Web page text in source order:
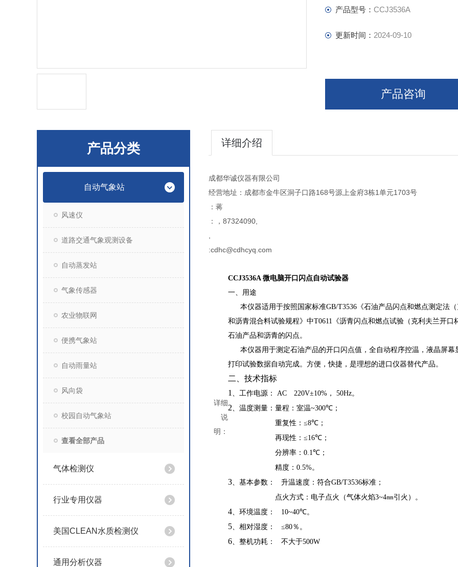
产品型号： CCJ3536A
更新时间： 2024-09-10
产品咨询
产品分类
自动气象站
风速仪
道路交通气象观测设备
自动蒸发站
气象传感器
农业物联网
便携气象站
自动雨量站
风向袋
校园自动气象站
查看全部产品
气体检测仪
行业专用仪器
美国CLEAN水质检测仪
通用分析仪器
详细介绍
成都华诚仪器有限公司
经营地址：成都市金牛区洞子口路168号源上金府3栋1单元1703号
：蒋
：，87324090,
:cdhc@cdhcyq.com
详细
说
明：
CCJ3536A 微电脑开口闪点自动试验器
一、用途
本仪器适用于按照国家标准GB/T3536 《石油产品闪点和燃点测定法
和沥青混合料试验规程》中T0611 《沥青闪点和燃点试验（克利夫兰开
石油产品和沥青的闪点。
本仪器用于测定石油产品的开口闪点值，全自动程序控温，液晶屏
打印试验数据自动完成。方便，快捷，是理想的进口仪器替代产品。
二、技术指标
1 、工作电源： AC 220V±10% ， 50Hz。
2、温度测量：量程：室温~300℃；
重复性： ≤8℃；
再现性： ≤16℃；
分辨率： 0.1℃；
精度： 0.5%。
3、基本参数： 升温速度：符合GB/T3536标准；
点火方式：电子点火（气体火焰3~4㎜引火）。
4、环境温度： 10~40℃。
5、相对湿度： ≤80％。
6、整机功耗： 不大于500W